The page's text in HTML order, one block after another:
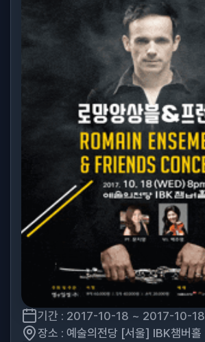
기간 : 2017-10-18 ~ 2017-10-18
장소 : 예술의전당 [서울] IBK챔버홀